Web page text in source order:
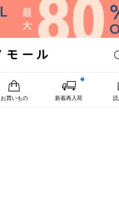
お買いもの 新着再入荷